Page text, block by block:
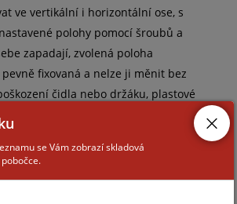
ve vertikální i horizontální ose, s
polohy pomocí šroubů a
zapadají, zvolená poloha
fixovaná a nelze ji měnit bez
čidla nebo držáku, plastové
na zeď, vedení kabeláže do
kloubový stojan, barva bílá, venkovní
se Vám zobrazí skladová